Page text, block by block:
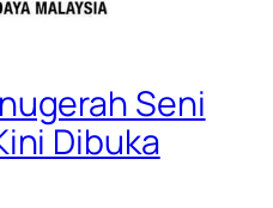
Seni
Dibuka